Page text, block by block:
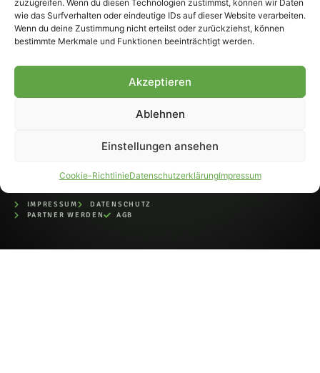
zuzugreifen. Wenn du diesen Technologien zustimmst, können wir Daten
wie das Surfverhalten oder eindeutige IDs auf dieser Website verarbeiten.
Wenn du deine Zustimmung nicht erteilst oder zurückziehst, können
bestimmte Merkmale und Funktionen beeinträchtigt werden.
Akzeptieren
Ablehnen
Einstellungen ansehen
Cookie-RichtlinieDatenschutzerklärungImpressum
– Alle rechte vorbehalten.
Fohlen-Hautnah.de ist ein
offiziell eingetragenes Magazin
IMPRESSUM
DATENSCHUTZ
PARTNER WERDEN
AGB